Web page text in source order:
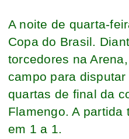
A noite de quarta-
Copa do Brasil.
torcedores na
campo para
quartas de final da
Flamengo. A partida
em 1 a 1.